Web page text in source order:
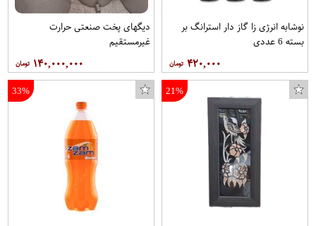
نوشابه انرژی زا گاز دار استرانگ بر
بسته 6 عددی
۴۲۰,۰۰۰
دیگهای پخت صنعتی حرارت
غیرمستقیم
۱۴۰,۰۰۰,۰۰۰
21%
33%